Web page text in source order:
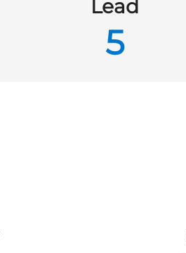
Lead
5